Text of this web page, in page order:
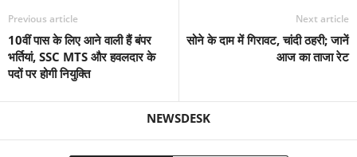
Previous article
10वीं पास के लिए आने वाली हैं बंपर
भर्तियां, SSC MTS और हवलदार के
पदों पर होगी नियुक्ति
Next article
सोने के दाम में गिरावट, चांदी ठहरी; जानें
आज का ताजा रेट
NEWSDESK